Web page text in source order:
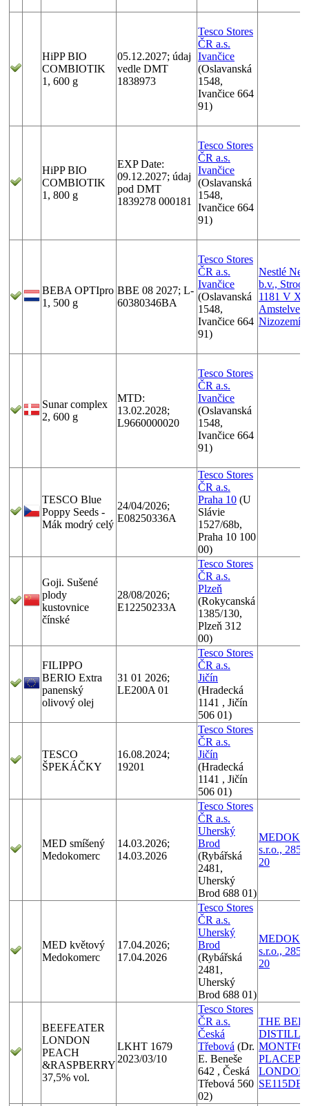
HiPP BIO
COMBIOTIK
1, 600 g
05.12.2027; údaj
vedle DMT
1838973
Tesco Stores
ČR a.s.
Ivančice
(Oslavanská
1548,
Ivančice 664
91)
HiPP BIO
COMBIOTIK
1, 800 g
EXP Date:
09.12.2027; údaj
pod DMT
1839278 000181
Tesco Stores
ČR a.s.
Ivančice
(Oslavanská
1548,
Ivančice 664
91)
BEBA OPTIpro
1, 500 g
BBE 08 2027; L-
60380346BA
Tesco Stores
ČR a.s.
Ivančice
(Oslavanská
1548,
Ivančice 664
91)
Nestlé
b.v.,
1181 V X
Nizozemí/
Sunar complex
2, 600 g
MTD:
13.02.2028;
L9660000020
Tesco Stores
ČR a.s.
Ivančice
(Oslavanská
1548,
Ivančice 664
91)
TESCO Blue
Poppy Seeds -
Mák modrý celý
24/04/2026;
E08250336A
Tesco Stores
ČR a.s.
Praha 10 (U
Slávie
1527/68b,
Praha 10 100
00)
Goji. Sušené
plody
kustovnice
čínské
28/08/2026;
E12250233A
Tesco Stores
ČR a.s.
Plzeň
(Rokycanská
1385/130,
Plzeň 312
00)
FILIPPO
BERIO Extra
panenský
olivový olej
31 01 2026;
LE200A 01
Tesco Stores
ČR a.s.
Jičín
(Hradecká
1141 , Jičín
506 01)
TESCO
ŠPEKÁČKY
16.08.2024;
19201
Tesco Stores
ČR a.s.
Jičín
(Hradecká
1141 , Jičín
506 01)
MED smíšený
Medokomerc
14.03.2026;
14.03.2026
Tesco Stores
ČR a.s.
Uherský
Brod
(Rybářská
2481,
Uherský
Brod 688 01)
s.r.o., 285
20
MED květový
Medokomerc
17.04.2026;
17.04.2026
Tesco Stores
ČR a.s.
Uherský
Brod
(Rybářská
2481,
Uherský
Brod 688 01)
s.r.o., 285
20
BEEFEATER
LONDON
PEACH
&RASPBERRY
37,5% vol.
LKHT 1679
2023/03/10
Tesco Stores
ČR a.s.
Česká
Třebová (Dr.
E. Beneše
642 , Česká
Třebová 560
02)
THE
LONDON
SE115DE